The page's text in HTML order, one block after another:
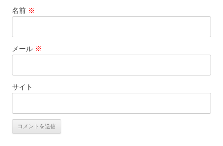
名前 ※
メール ※
サイト